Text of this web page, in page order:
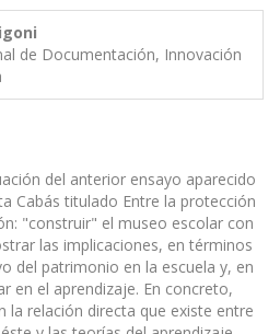
de Documentación, Innovación
del anterior ensayo aparecido
Cabás titulado Entre la protección
"construir" el museo escolar con
las implicaciones, en términos
del patrimonio en la escuela y, en
en el aprendizaje. En concreto,
la relación directa que existe entre